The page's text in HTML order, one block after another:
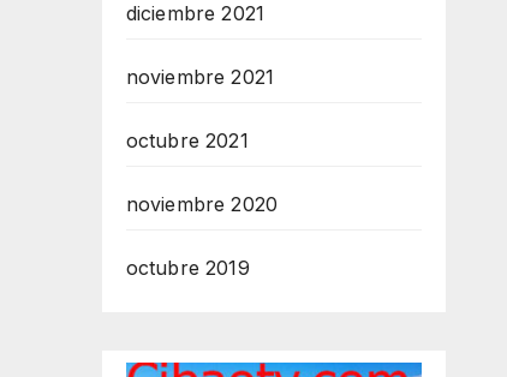
diciembre 2021
noviembre 2021
octubre 2021
noviembre 2020
octubre 2019